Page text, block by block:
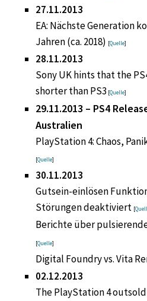
27.11.2013
EA: Nächste Generation
Jahren (ca. 2018) [Quelle]
28.11.2013
Sony UK hints that the
shorter than PS3 [Quelle]
29.11.2013 – PS4
Australien
PlayStation 4: Chaos,
[Quelle]
30.11.2013
Gutsein-einlösen
Störungen deaktiviert [
Berichte über
[Quelle]
Digital Foundry vs. Vita
02.12.2013
The PlayStation 4